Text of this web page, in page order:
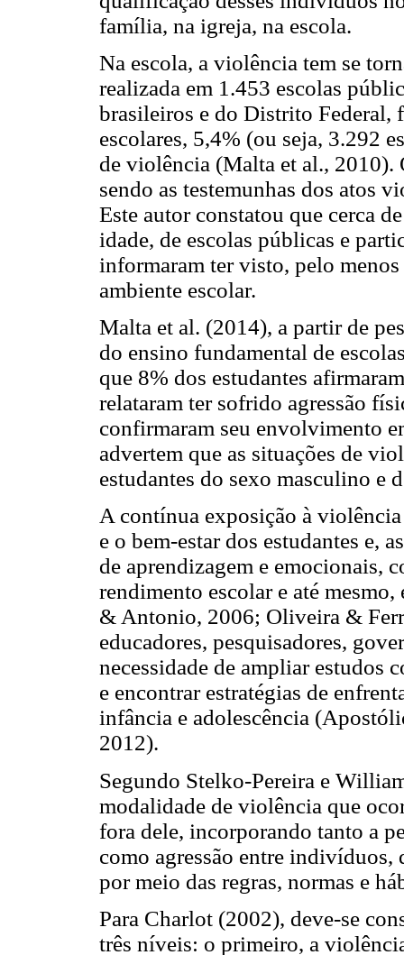
família, na igreja, na escola.
Na escola, a violência tem se
realizada em 1.453 escolas
brasileiros e do Distrito Federal,
escolares, 5,4% (ou seja, 3.292
de violência (Malta et al., 2010).
sendo as testemunhas dos atos
Este autor constatou que cerca
idade, de escolas públicas e
informaram ter visto, pelo
ambiente escolar.
Malta et al. (2014), a partir de
do ensino fundamental de
que 8% dos estudantes
relataram ter sofrido agressão
confirmaram seu envolvimento
advertem que as situações de
estudantes do sexo masculino e
A contínua exposição à
e o bem-estar dos estudantes e,
de aprendizagem e emocionais,
rendimento escolar e até
& Antonio, 2006; Oliveira &
educadores, pesquisadores,
necessidade de ampliar estudos
e encontrar estratégias de
infância e adolescência
2012).
Segundo Stelko-Pereira e
modalidade de violência que
fora dele, incorporando tanto a
como agressão entre
por meio das regras, normas e
Para Charlot (2002), deve-se
três níveis: o primeiro, a